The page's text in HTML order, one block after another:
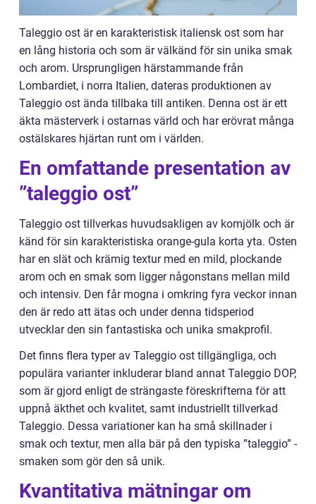
Taleggio ost är en karakteristisk italiensk ost som har
en lång historia och som är välkänd för sin unika smak
och arom. Ursprungligen härstammande från
Lombardiet, i norra Italien, dateras produktionen av
Taleggio ost ända tillbaka till antiken. Denna ost är ett
äkta mästerverk i ostarnas värld och har erövrat många
ostälskares hjärtan runt om i världen.
En omfattande presentation av
”taleggio ost”
Taleggio ost tillverkas huvudsakligen av komjölk och är
känd för sin karakteristiska orange-gula korta yta. Osten
har en slät och krämig textur med en mild, plockande
arom och en smak som ligger någonstans mellan mild
och intensiv. Den får mogna i omkring fyra veckor innan
den är redo att ätas och under denna tidsperiod
utvecklar den sin fantastiska och unika smakprofil.
Det finns flera typer av Taleggio ost tillgängliga, och
populära varianter inkluderar bland annat Taleggio DOP,
som är gjord enligt de strängaste föreskrifterna för att
uppnå äkthet och kvalitet, samt industriellt tillverkad
Taleggio. Dessa variationer kan ha små skillnader i
smak och textur, men alla bär på den typiska ”taleggio” -
smaken som gör den så unik.
Kvantitativa mätningar om